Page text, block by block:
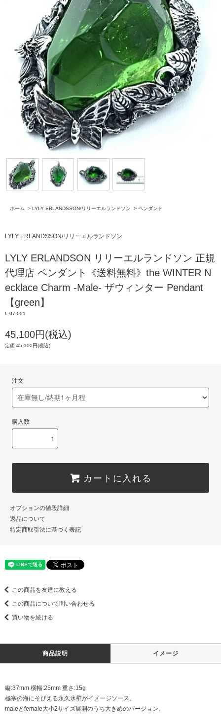
ホーム > LYLY ERLANDSSON/リリーエルランドソン > ペンダント
LYLY ERLANDSSON/リリーエルランドソン
LYLY ERLANDSON リリーエルランドソン 正規
代理店 ペンダント《送料無料》the WINTER N
ecklace Charm -Male- ザウィンター Pendant
【green】
L-07-001
45,100円(税込)
定価 45,100円(税込)
注文
購入数
カートに入れる
オプションの値段詳細
返品について
特定商取引法に基づく表記
この商品を友達に教える
この商品について問い合わせる
買い物を続ける
商品説明 イメージ
縦:37mm 横幅:25mm 重さ:15g
極寒の海にそびえる永久氷壁がイメージソース。
maleとfemale大小2サイズ展開のうち大きめのバージョン。